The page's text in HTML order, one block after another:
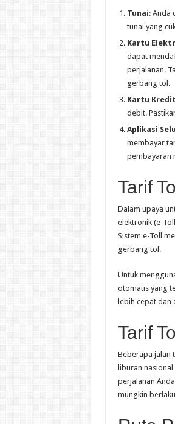
Tunai: Anda
tunai yang
Kartu
dapat
perjalanan.
gerbang tol.
Kartu
debit.
Aplikasi
membayar
pembayaran
Tarif
Dalam upaya
elektronik (e-
Sistem e-Toll
gerbang tol.
Untuk
otomatis yang
lebih cepat
Tarif
Beberapa jalan
liburan
perjalanan
mungkin